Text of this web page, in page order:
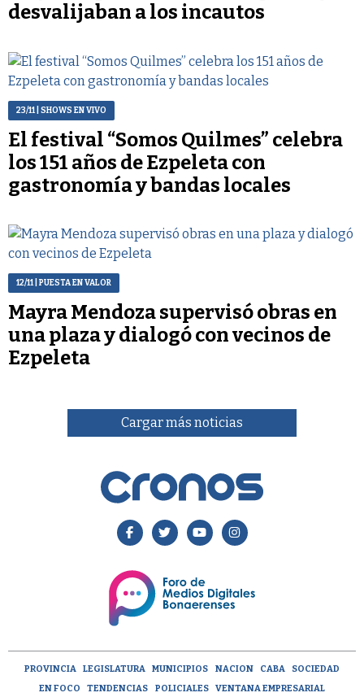
desvalijaban a los incautos
23/11| SHOWS EN VIVO
El festival “Somos Quilmes” celebra
los 151 años de Ezpeleta con
gastronomía y bandas locales
12/11| PUESTA EN VALOR
Mayra Mendoza supervisó obras en
una plaza y dialogó con vecinos de
Ezpeleta
Cargar más noticias
PROVINCIA LEGISLATURA MUNICIPIOS NACION CABA
SOCIEDAD
EN FOCO
TENDENCIAS POLICIALES VENTANA EMPRESARIAL